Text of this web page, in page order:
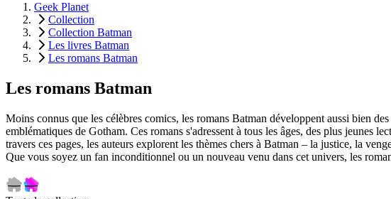
Geek Planet
Collection
Collection Batman
Les livres Batman
Les romans Batman
Les romans Batman
Moins connus que les célèbres comics, les romans Batman développent aussi bien
emblématiques de Gotham. Ces romans s'adressent à tous les âges, des plus jeunes
travers ces pages, les auteurs explorent les thèmes chers à Batman – la justice, la
Que vous soyez un fan inconditionnel ou un nouveau venu dans cet univers, les